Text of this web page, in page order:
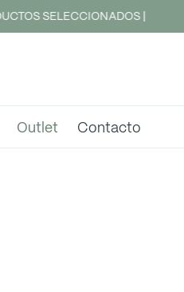
SELECCIONADOS |
Outlet Contacto